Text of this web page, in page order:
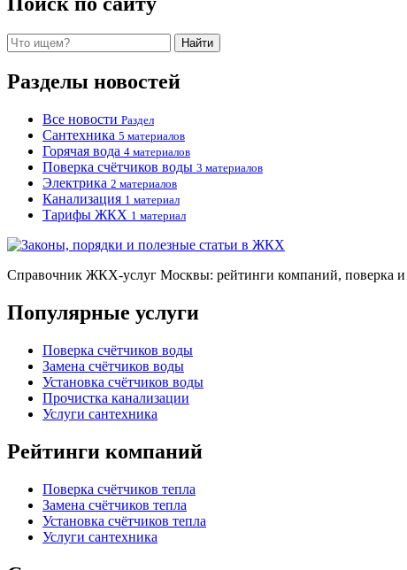
Поиск Найти
Разделы новостей
Все новости Раздел
Сантехника 5 материалов
Горячая вода 4 материалов
Поверка счётчиков воды 3 материалов
Электрика 2 материалов
Канализация 1 материал
Тарифы ЖКХ 1 материал
Справочник ЖКХ-услуг Москвы: рейтинги компаний, поверка и
Популярные услуги
Поверка счётчиков воды
Замена счётчиков воды
Установка счётчиков воды
Прочистка канализации
Услуги сантехника
Рейтинги компаний
Поверка счётчиков тепла
Замена счётчиков тепла
Установка счётчиков тепла
Услуги сантехника